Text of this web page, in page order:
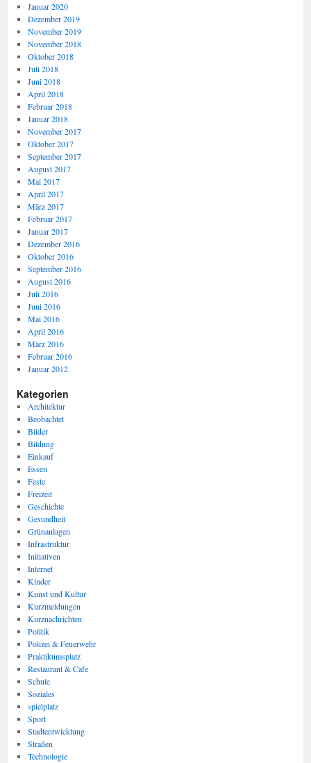
Januar 2020
Dezember 2019
November 2019
November 2018
Oktober 2018
Juli 2018
Juni 2018
April 2018
Februar 2018
Januar 2018
November 2017
Oktober 2017
September 2017
August 2017
Mai 2017
April 2017
März 2017
Februar 2017
Januar 2017
Dezember 2016
Oktober 2016
September 2016
August 2016
Juli 2016
Juni 2016
Mai 2016
April 2016
März 2016
Februar 2016
Januar 2012
Kategorien
Architektur
Beobachtet
Bilder
Bildung
Einkauf
Essen
Feste
Freizeit
Geschichte
Gesundheit
Grünanlagen
Infrastruktur
Initiativen
Internet
Kinder
Kunst und Kultur
Kurzmeldungen
Kurznachrichten
Politik
Polizei & Feuerwehr
Praktikumsplatz
Restaurant & Cafe
Schule
Soziales
spielplatz
Sport
Stadtentwicklung
Straßen
Technologie